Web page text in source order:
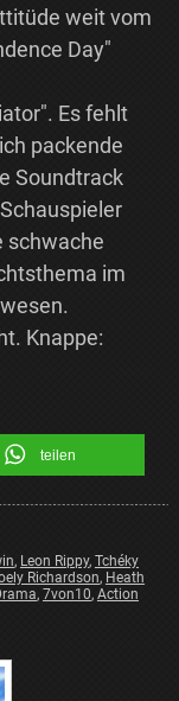
weit vom
Day"
Es fehlt
packende
Soundtrack
schwache
im
Knappe:
teilen
, Leon Rippy, Tchéky
Richardson, Heath
, 7von10, Action